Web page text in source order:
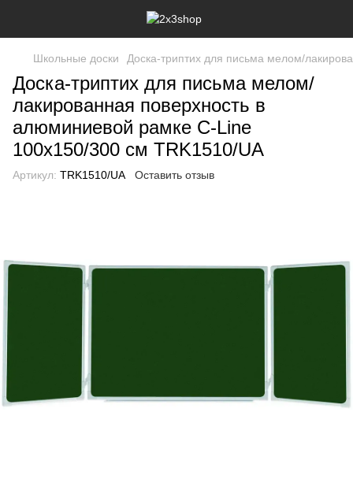
Школьные доски Доска-триптих для письма мелом/
Доска-триптих для письма мелом/
лакированная поверхность в
алюминиевой рамке C-Line
100х150/300 см TRK1510/UA
Артикул: TRK1510/UA Оставить отзыв